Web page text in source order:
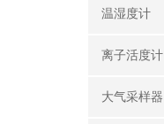
温湿度计
离子活度计
大气采样器